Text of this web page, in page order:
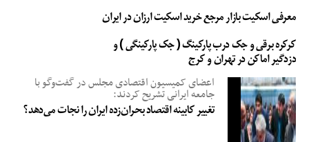
معرفی اسکیت بازار مرجع خرید اسکیت ارزان در ایران
کرکره برقی و جک درب پارکینگ ( جک پارکینگی ) و
دزدگیر اماکن در تهران و کرج
اعضای کمیسیون اقتصادی مجلس در گفت‌وگو با
جامعه ایرانی تشریح کردند:
تغییر کابینه اقتصاد بحران‌زده ایران را نجات می‌دهد؟